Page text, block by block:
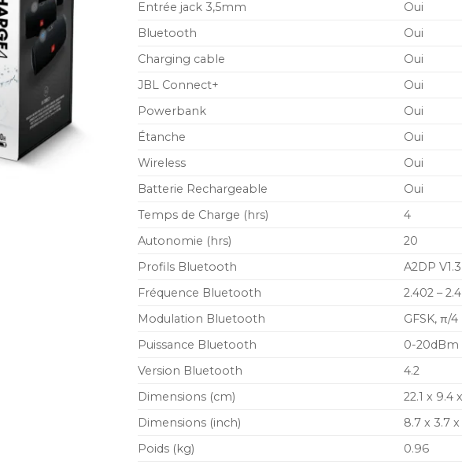
Entrée jack 3,5mm
Oui
Bluetooth
Oui
Charging cable
Oui
JBL Connect+
Oui
Powerbank
Oui
Étanche
Oui
Wireless
Oui
Batterie Rechargeable
Oui
Temps de Charge (hrs)
4
Autonomie (hrs)
20
Profils Bluetooth
A2DP
Fréquence Bluetooth
2.402 –
Modulation Bluetooth
GFSK, π/
Puissance Bluetooth
0-20dBm
Version Bluetooth
4.2
Dimensions (cm)
22.1 x 9.4
Dimensions (inch)
8.7 x 3.7
Poids (kg)
0.96